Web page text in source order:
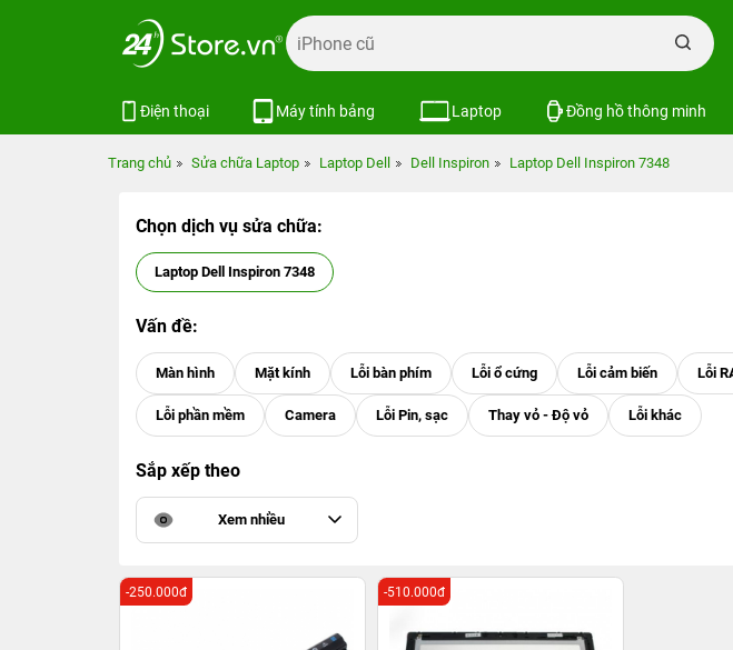
Điện thoại Máy tính bảng Laptop Đồng hồ thông minh
Trang chủ Sửa chữa Laptop Laptop Dell Dell Inspiron Laptop Dell Inspiron 7348
Chọn dịch vụ sửa chữa:
Laptop Dell Inspiron 7348
Vấn đề:
Sắp xếp theo
Xem nhiều
-250.000đ -510.000đ